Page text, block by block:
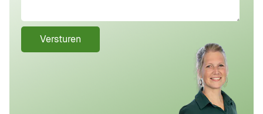
Versturen